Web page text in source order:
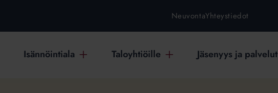
NeuvontaYhteystiedot
Isännöintiala Taloyhtiöille Jäsenyys ja palvelut